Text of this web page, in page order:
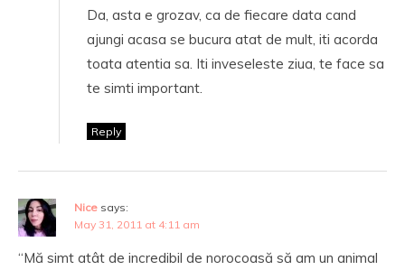
Da, asta e grozav, ca de fiecare data cand
ajungi acasa se bucura atat de mult, iti acorda
toata atentia sa. Iti inveseleste ziua, te face sa
te simti important.
Reply
Nice says:
May 31, 2011 at 4:11 am
“Mă simt atât de incredibil de norocoasă să am un animal